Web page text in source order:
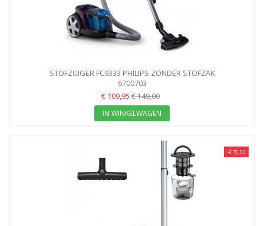
STOFZUIGER FC9333 PHILIPS ZONDER STOFZAK
6700703
€ 109,95 € 149,00
IN WINKELWAGEN
-€ 70,00